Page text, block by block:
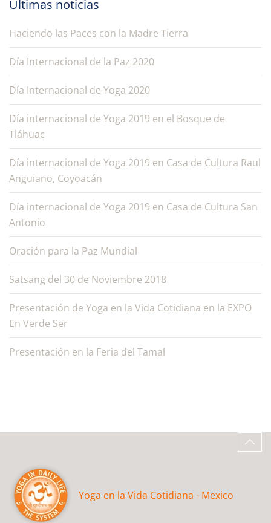
Últimas noticias
Haciendo las Paces con la Madre Tierra
Día Internacional de la Paz 2020
Día Internacional de Yoga 2020
Día internacional de Yoga 2019 en el Bosque de
Tláhuac
Día internacional de Yoga 2019 en Casa de Cultura Raul
Anguiano, Coyoacán
Día internacional de Yoga 2019 en Casa de Cultura San
Antonio
Oración para la Paz Mundial
Satsang del 30 de Noviembre 2018
Presentación de Yoga en la Vida Cotidiana en la EXPO
En Verde Ser
Presentación en la Feria del Tamal
Yoga en la Vida Cotidiana - Mexico